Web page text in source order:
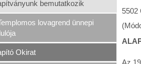
bemutatkozik
lovagrend ünnepi
Okirat
5502
Az